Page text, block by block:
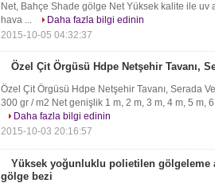
Net, Bahçe Shade gölge Net Yüksek kalite ile
hava ...
Daha fazla bilgi edinin
2015-10-05 04:32:37
Özel Çit Örgüsü Hdpe Netşehir Tavanı,
Özel Çit Örgüsü Hdpe Netşehir Tavanı, Serada
300 gr / m2 Net genişlik 1 m, 2 m, 3 m, 4 m, 5 m,
Daha fazla bilgi edinin
2015-10-03 20:16:57
Yüksek yoğunluklu polietilen gölgeleme
gölge bezi